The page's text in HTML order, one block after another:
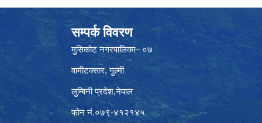
सम्पर्क विवरण
मुसिकोट नगरपालिका– ०७
वामीटक्सार, गुल्मी
लुम्बिनी प्रदेश,नेपाल
फोन नं.०७९-४१२१४५